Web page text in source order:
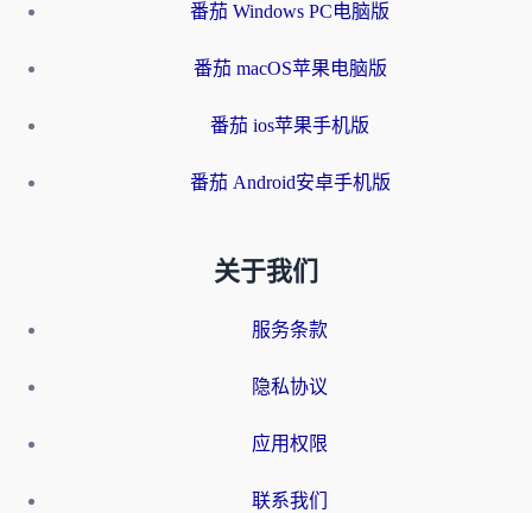
番茄 Windows PC电脑版
番茄 macOS苹果电脑版
番茄 ios苹果手机版
番茄 Android安卓手机版
关于我们
服务条款
隐私协议
应用权限
联系我们